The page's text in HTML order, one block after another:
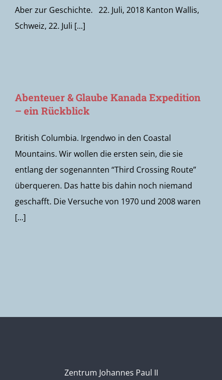
Aber zur Geschichte. 22. Juli, 2018 Kanton Wallis,
Schweiz, 22. Juli [...]
Abenteuer & Glaube Kanada Expedition
– ein Rückblick
British Columbia. Irgendwo in den Coastal
Mountains. Wir wollen die ersten sein, die sie
entlang der sogenannten “Third Crossing Route”
überqueren. Das hatte bis dahin noch niemand
geschafft. Die Versuche von 1970 und 2008 waren
[...]
Zentrum Johannes Paul II